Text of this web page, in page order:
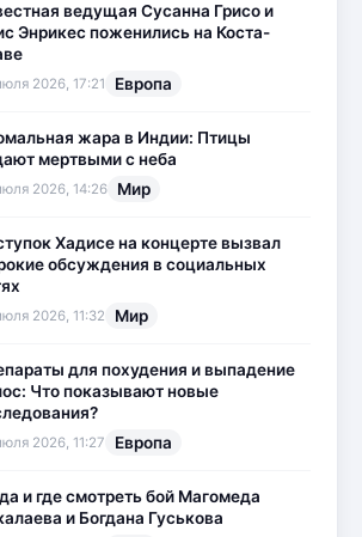
ведущая Сусанна Грисо и
Энрикес поженились на Коста-
2026, 17:21 Европа
жара в Индии: Птицы
мертвыми с неба
2026, 14:26 Мир
Хадисе на концерте вызвал
обсуждения в социальных
2026, 11:32 Мир
для похудения и выпадение
Что показывают новые
2026, 11:27 Европа
и где смотреть бой Магомеда
и Богдана Гуськова